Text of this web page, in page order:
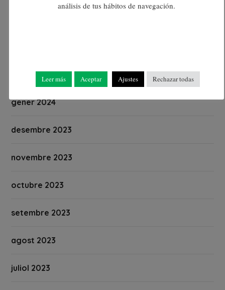
febrer 2024
gener 2024
desembre 2023
novembre 2023
octubre 2023
setembre 2023
agost 2023
juliol 2023
análisis de tus hábitos de navegación.
Leer más Aceptar Ajustes Rechazar todas